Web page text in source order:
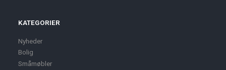
KATEGORIER
Nyheder
Bolig
Småmøbler